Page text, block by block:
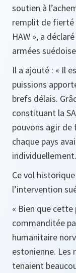
soutien à
remplit de fierté
HAW », a
armées
Il a ajouté : « Il
puissions
brefs délais.
constituant la
pouvons agir de
chaque pays
individuellement.
Ce vol
l’intervention
« Bien que
commanditée
humanitaire
estonienne. Les
tenaient